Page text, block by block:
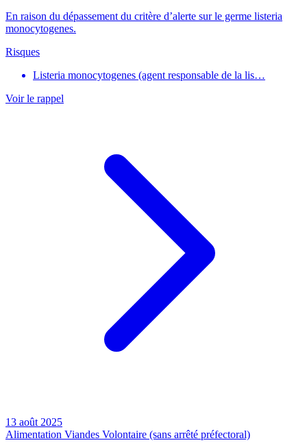
En raison du dépassement du critère d’alerte sur le germe listeria
monocytogenes.
Risques
Listeria monocytogenes (agent responsable de la lis…
Voir le rappel
13 août 2025
Alimentation Viandes Volontaire (sans arrêté préfectoral)